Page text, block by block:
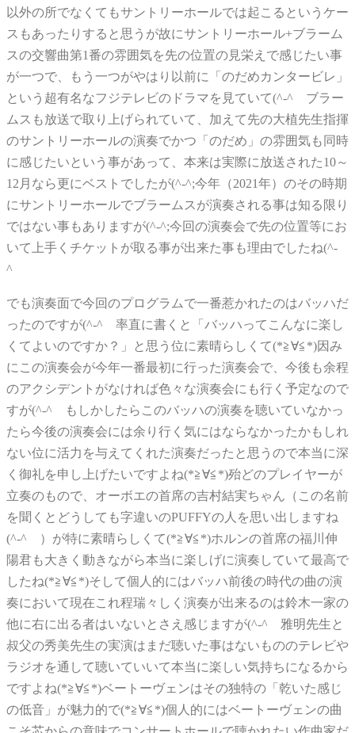
以外の所でなくてもサントリーホールでは起こるというケー
スもあったりすると思うが故にサントリーホール+ブラーム
スの交響曲第1番の雰囲気を先の位置の見栄えで感じたい事
が一つで、もう一つがやはり以前に「のだめカンタービレ」
という超有名なフジテレビのドラマを見ていて(^-^ゞブラー
ムスも放送で取り上げられていて、加えて先の大植先生指揮
のサントリーホールの演奏でかつ「のだめ」の雰囲気も同時
に感じたいという事があって、本来は実際に放送された10～
12月なら更にベストでしたが(^-^;今年（2021年）のその時期
にサントリーホールでブラームスが演奏される事は知る限り
ではない事もありますが(^-^;今回の演奏会で先の位置等にお
いて上手くチケットが取る事が出来た事も理由でしたね(^-
^ゞ
でも演奏面で今回のプログラムで一番惹かれたのはバッハだ
ったのですが(^-^ゞ率直に書くと「バッハってこんなに楽し
くてよいのですか？」と思う位に素晴らしくて(*≧∀≦*)因み
にこの演奏会が今年一番最初に行った演奏会で、今後も余程
のアクシデントがなければ色々な演奏会にも行く予定なので
すが(^-^ゞもしかしたらこのバッハの演奏を聴いていなかっ
たら今後の演奏会には余り行く気にはならなかったかもしれ
ない位に活力を与えてくれた演奏だったと思うので本当に深
く御礼を申し上げたいですよね(*≧∀≦*)殆どのプレイヤーが
立奏のもので、オーボエの首席の吉村結実ちゃん（この名前
を聞くとどうしても字違いのPUFFYの人を思い出しますね
(^-^ゞ）が特に素晴らしくて(*≧∀≦*)ホルンの首席の福川伸
陽君も大きく動きながら本当に楽しげに演奏していて最高で
したね(*≧∀≦*)そして個人的にはバッハ前後の時代の曲の演
奏において現在これ程瑞々しく演奏が出来るのは鈴木一家の
他に右に出る者はいないとさえ感じますが(^-^ゞ雅明先生と
叔父の秀美先生の実演はまだ聴いた事はないもののテレビや
ラジオを通して聴いていいて本当に楽しい気持ちになるから
ですよね(*≧∀≦*)ベートーヴェンはその独特の「乾いた感じ
の低音」が魅力的で(*≧∀≦*)個人的にはベートーヴェンの曲